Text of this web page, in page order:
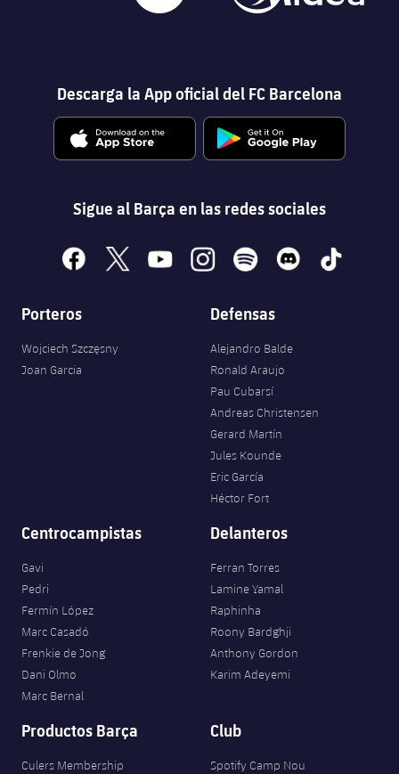
Descarga la App oficial del FC Barcelona
Sigue al Barça en las redes sociales
facebook
x youtubeinstagramspotify discord tiktok
Porteros
Wojciech Szczęsny
Joan Garcia
Defensas
Alejandro Balde
Ronald Araujo
Pau Cubarsí
Andreas Christensen
Gerard Martín
Jules Kounde
Eric García
Héctor Fort
Centrocampistas
Gavi
Pedri
Fermín López
Marc Casadó
Frenkie de Jong
Dani Olmo
Marc Bernal
Delanteros
Ferran Torres
Lamine Yamal
Raphinha
Roony Bardghji
Anthony Gordon
Karim Adeyemi
Productos Barça
Culers Membership
Club
Spotify Camp Nou